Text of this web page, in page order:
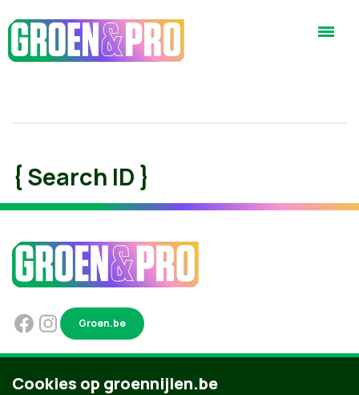
{ Search ID }
Groen.be
Contact Privacybeleid
Cookies op groennijlen.be